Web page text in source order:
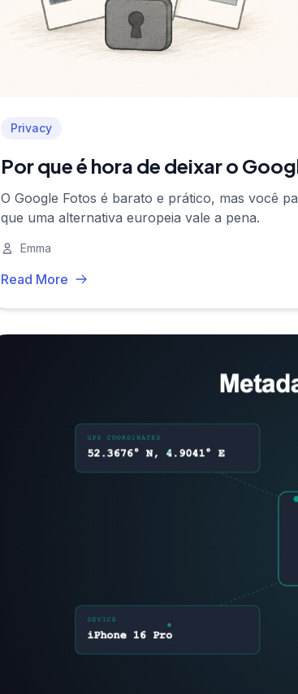
Privacy
Por que é hora de deixar o
O Google Fotos é barato e prático, mas você
que uma alternativa europeia vale a pena.
Emma
Read More